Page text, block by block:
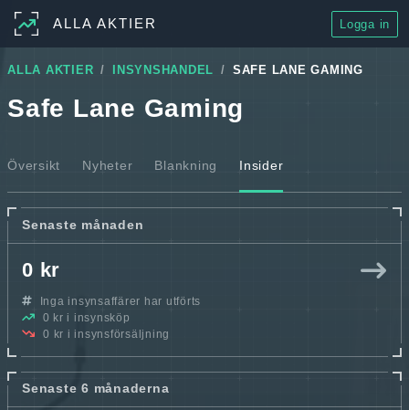
ALLA AKTIER Logga in
ALLA AKTIER INSYNSHANDEL SAFE LANE GAMING
Safe Lane Gaming
Översikt Nyheter Blankning Insider
Senaste månaden
0 kr
Inga insynsaffärer har utförts
0 kr i insynsköp
0 kr i insynsförsäljning
Senaste 6 månaderna